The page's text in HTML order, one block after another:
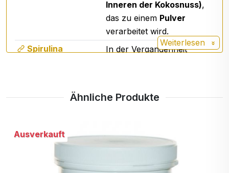
Inneren der Kokosnuss),
das zu einem Pulver
verarbeitet wird.
Spirulina
In der Vergangenheit
eine große Menge an
das Immunsystem, liefert
Energie und hilft bei der
Entsäuerung des Körpers.
Weiterlesen
Ähnliche Produkte
Ausverkauft